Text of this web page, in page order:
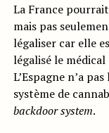
La France
mais pas
légaliser car elle
légalisé le
L’Espagne n’a
système de
backdoor system.